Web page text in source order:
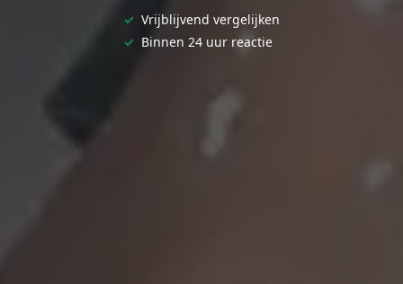
✓ Vrijblijvend vergelijken
✓ Binnen 24 uur reactie